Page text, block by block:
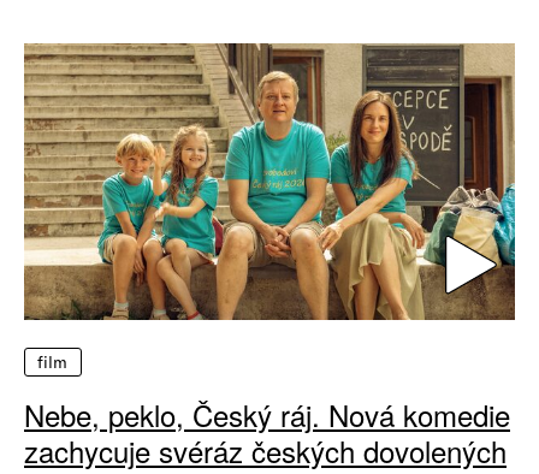
film
Nebe, peklo, Český ráj. Nová komedie
zachycuje svéráz českých dovolených